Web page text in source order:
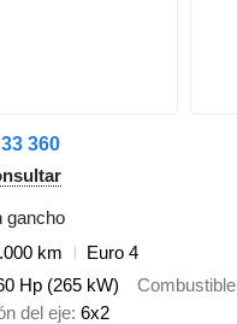
360
gancho
km
Euro 4
Hp (265 kW) Combustible
del eje 6x2